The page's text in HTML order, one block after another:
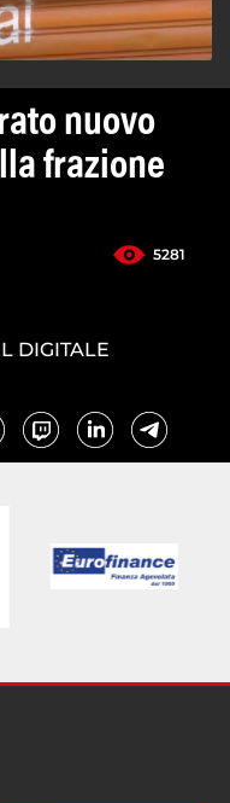
nuovo
frazione
5281
DIGITALE